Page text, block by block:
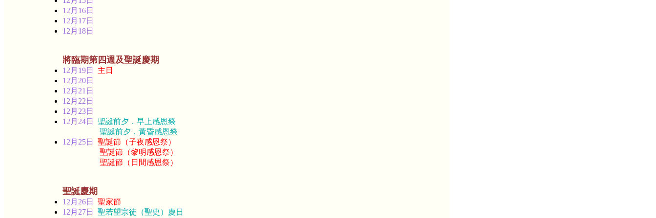
12月16日
12月17日
12月18日
將臨期第四週及聖誕慶期
12月19日 主日
12月20日
12月21日
12月22日
12月23日
12月24日 聖誕前夕．早上感恩祭
聖誕前夕．黃昏感恩祭
12月25日 聖誕節（子夜感恩祭）
聖誕節（黎明感恩祭）
聖誕節（日間感恩祭）
聖誕慶期
12月26日 聖家節
12月27日 聖若望宗徒（聖史）慶日